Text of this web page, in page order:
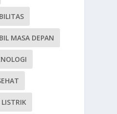
MASA DEPAN